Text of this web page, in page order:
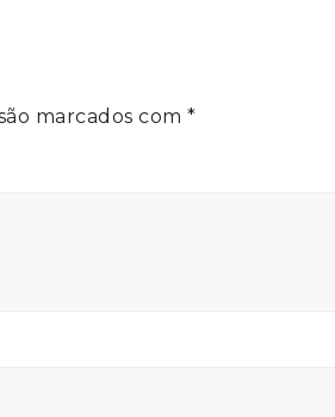
marcados com *